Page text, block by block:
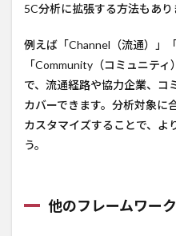
5C分析に拡張する方法もあり
例えば「Channel（流通）」
「Community（コミュニテ
で、流通経路や協力企業、コ
カバーできます。分析対象に
カスタマイズすることで、よ
う。
他のフレームワー